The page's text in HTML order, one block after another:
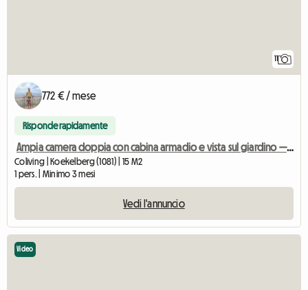
11
772 € / mese
Risponde rapidamente
Ampia camera doppia con cabina armadio e vista sul giardino — Koekelber
Coliving | Koekelberg (1081) | 15 M2
1 pers. | Minimo 3 mesi
Vedi l'annuncio
Video